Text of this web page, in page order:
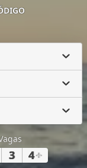
3 4+